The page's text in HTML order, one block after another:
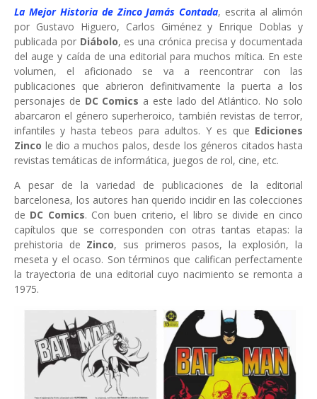
La Mejor Historia de Zinco Jamás Contada, escrita al alimón
por Gustavo Higuero, Carlos Giménez y Enrique Doblas y
publicada por Diábolo, es una crónica precisa y documentada
del auge y caída de una editorial para muchos mítica. En este
volumen, el aficionado se va a reencontrar con las
publicaciones que abrieron definitivamente la puerta a los
personajes de DC Comics a este lado del Atlántico. No solo
abarcaron el género superheroico, también revistas de terror,
infantiles y hasta tebeos para adultos. Y es que Ediciones
Zinco le dio a muchos palos, desde los géneros citados hasta
revistas temáticas de informática, juegos de rol, cine, etc.
A pesar de la variedad de publicaciones de la editorial
barcelonesa, los autores han querido incidir en las colecciones
de DC Comics. Con buen criterio, el libro se divide en cinco
capítulos que se corresponden con otras tantas etapas: la
prehistoria de Zinco, sus primeros pasos, la explosión, la
meseta y el ocaso. Son términos que califican perfectamente
la trayectoria de una editorial cuyo nacimiento se remonta a
1975.